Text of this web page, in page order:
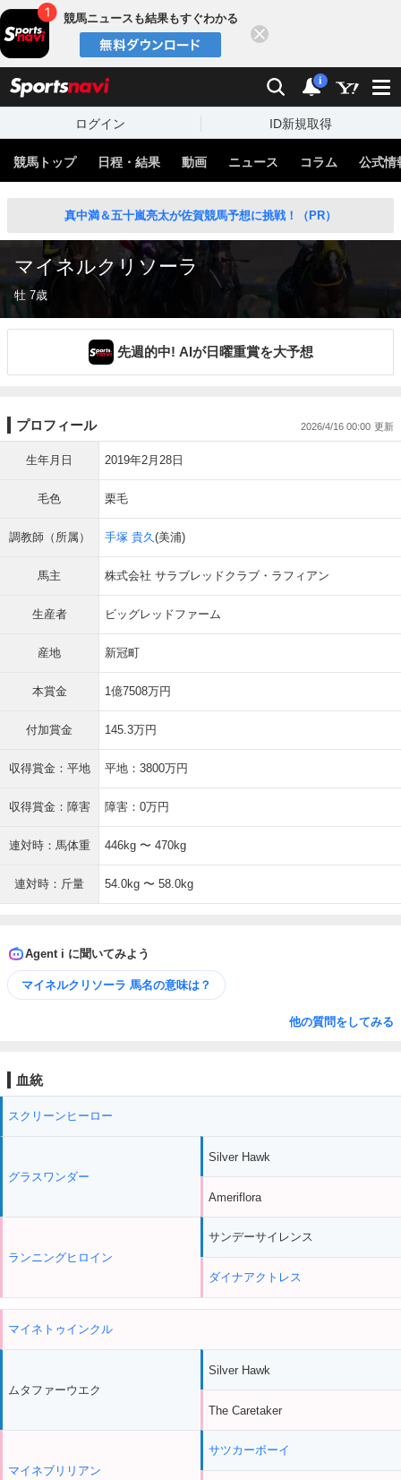
競馬ニュースも結果もすぐわかる
検索 通知
i
ログイン ID新規取得
競馬トップ 日程・結果 動画 ニュース コラム 公式情
真中満＆五十嵐亮太が佐賀競馬予想に挑戦！（PR）
マイネルクリソーラ
牡 7歳
先週的中! AIが日曜重賞を大予想
プロフィール 2026/4/16 00:00
生年月日 2019年2月28日
毛色 栗毛
調教師（所属） 手塚 貴久(美浦)
馬主 株式会社 サラブレッドクラブ・ラフィアン
生産者 ビッグレッドファーム
産地 新冠町
本賞金 1億7508万円
付加賞金 145.3万円
収得賞金：平地 平地：3800万円
収得賞金：障害 障害：0万円
連対時：馬体重 446kg 〜 470kg
連対時：斤量 54.0kg 〜 58.0kg
Agent i に聞いてみよう
マイネルクリソーラ 馬名の意味は？
他の質問をしてみる
血統
スクリーンヒーロー
グラスワンダー
ランニングヒロイン
Silver Hawk
Ameriflora
サンデーサイレンス
ダイナアクトレス
マイネトゥインクル
ムタファーウエク
マイネブリリアン
Silver Hawk
The Caretaker
サツカーボーイ